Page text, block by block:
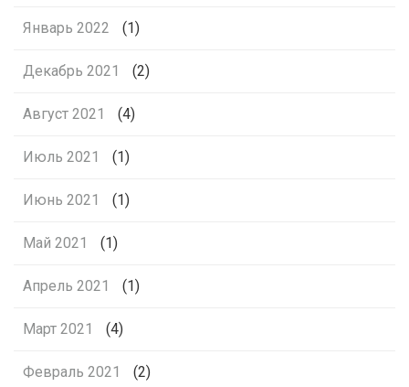
Январь 2022 (1)
Декабрь 2021 (2)
Август 2021 (4)
Июль 2021 (1)
Июнь 2021 (1)
Май 2021 (1)
Апрель 2021 (1)
Март 2021 (4)
Февраль 2021 (2)